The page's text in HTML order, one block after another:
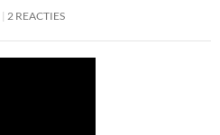
2 REACTIES